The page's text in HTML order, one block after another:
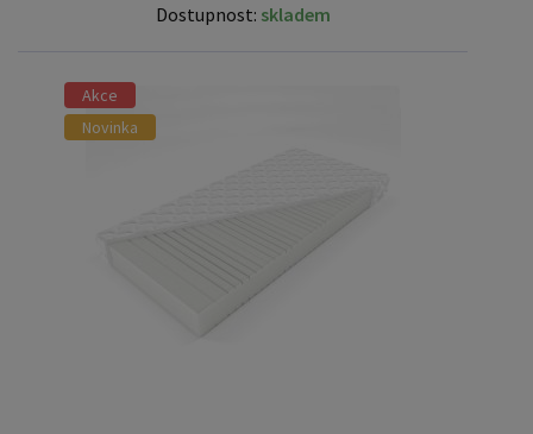
Dostupnost: skladem
Akce
Novinka